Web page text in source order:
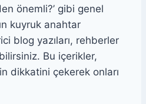
önemli?’ gibi genel
kuyruk anahtar
blog yazıları, rehberler
Bu içerikler,
dikkatini çekerek onları